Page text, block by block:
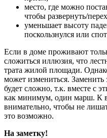
место, где можно
чтобы развернуть/
уменьшает высоту
поскользнулся или
Если в доме проживают
сложиться иллюзия, что
трата жилой площади.
может измениться.
будет сложно, т.к. вместе с
как минимум, один марш. К
внимательно, чтобы не
это возможно.
На заметку!